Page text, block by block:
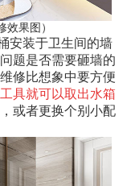
效果图）
安装于卫生间的墙
题是否需要砸墙的
修比想象中要方便
具就可以取出水箱
或者更换个别小配